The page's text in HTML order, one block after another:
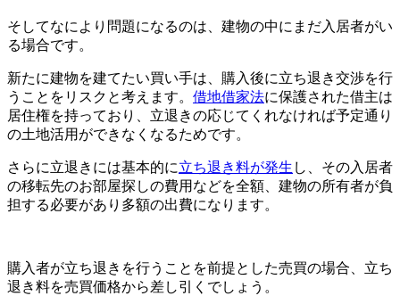
そしてなにより問題になるのは、建物の中にまだ入居者がい
る場合です。
新たに建物を建てたい買い手は、購入後に立ち退き交渉を行
うことをリスクと考えます。 借地借家法に保護された借主は
居住権を持っており、立退きの応じてくれなければ予定通り
の土地活用ができなくなるためです。
さらに立退きには基本的に立ち退き料が発生 し、その入居者
の移転先のお部屋探しの費用などを全額、建物の所有者が負
担する必要があり多額の出費になります。
購入者が立ち退きを行うことを前提とした売買の場合、立ち
退き料を売買価格から差し引くでしょう。